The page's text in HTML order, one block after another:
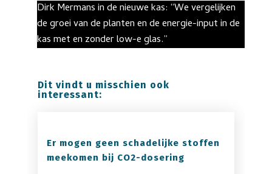
Dirk Mermans in de nieuwe kas: “We vergelijken
de groei van de planten en de energie-input in de
kas met en zonder low-e glas.”
Dit vindt u misschien ook
interessant:
Er mogen geen schadelijke stoffen
meekomen bij CO2-dosering